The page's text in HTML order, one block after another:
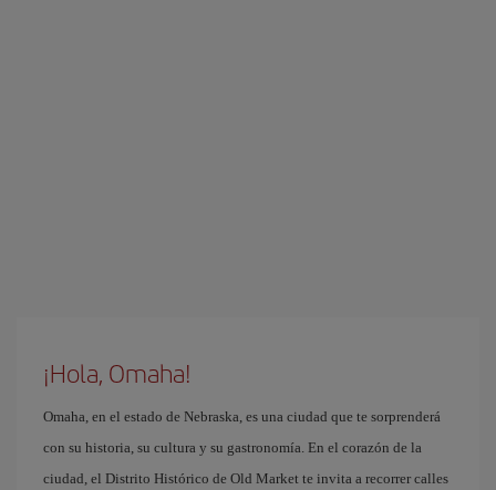
¡Hola, Omaha!
Omaha, en el estado de Nebraska, es una ciudad que te sorprenderá
con su historia, su cultura y su gastronomía. En el corazón de la
ciudad, el Distrito Histórico de Old Market te invita a recorrer calles